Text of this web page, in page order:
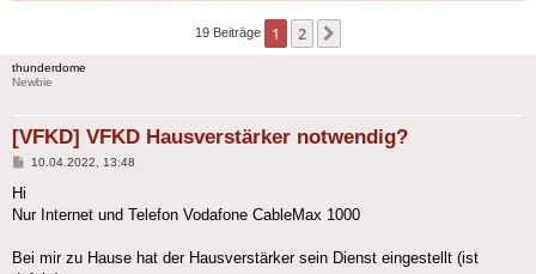
19 Beiträge 1 2
thunderdome
Newbie
[VFKD] VFKD Hausverstärker notwendig?
Beitrag
10.04.2022, 13:48
Hi
Nur Internet und Telefon Vodafone CableMax 1000
Bei mir zu Hause hat der Hausverstärker sein Dienst eingestellt (ist